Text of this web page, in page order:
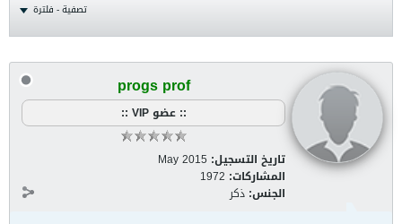
تصفية - فلترة
progs prof
:: عضو VIP ::
تاريخ التسجيل: May 2015
المشاركات: 1972
الجنس: ذكر